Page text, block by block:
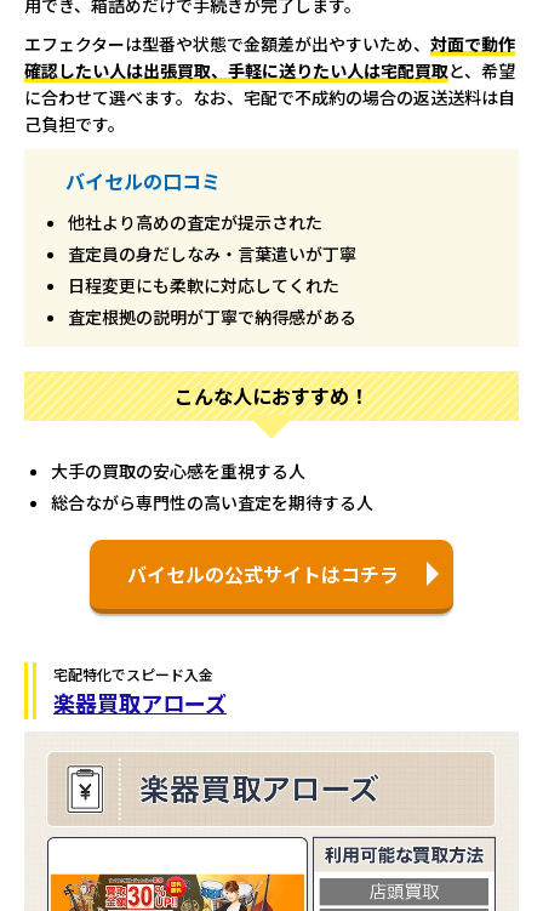
エフェクターは型番や状態で金額差が出やすいため、 対面で動作
確認したい人は出張買取、手軽に送りたい人は宅配買取と、希望
に合わせて選べます。なお、宅配で不成約の場合の返送送料は自
己負担です。
バイセルの口コミ
他社より高めの査定が提示された
査定員の身だしなみ・言葉遣いが丁寧
日程変更にも柔軟に対応してくれた
査定根拠の説明が丁寧で納得感がある
こんな人におすすめ！
大手の買取の安心感を重視する人
総合ながら専門性の高い査定を期待する人
バイセルの公式サイトはコチラ
宅配特化でスピード入金
楽器買取アローズ